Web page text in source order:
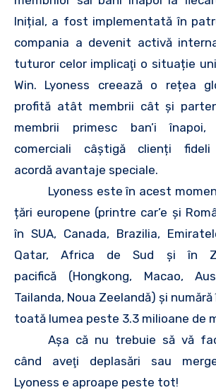
Inițial, a fost implementată în
compania a devenit activă
tuturor celor implicaţi o situație
Win. Lyoness creează o rețea
profită atât membrii cât și
membrii primesc ban’i
comerciali câștigă clienți
acordă avantaje speciale.
Lyoness este în acest
țări europene (printre car’e şi
în SUA, Canada, Brazilia,
Qatar, Africa de Sud și în
pacifică (Hongkong, Macao,
Tailanda, Noua Zeelandă) și numără
toată lumea peste 3.3 milioane de
Aşa că nu trebuie să vă
când aveţi deplasări sau
Lyoness e aproape peste tot!